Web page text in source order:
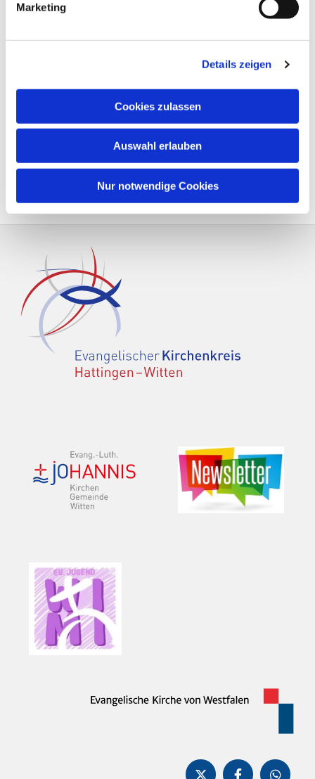
Marketing
Details zeigen
Cookies zulassen
Auswahl erlauben
Nur notwendige Cookies